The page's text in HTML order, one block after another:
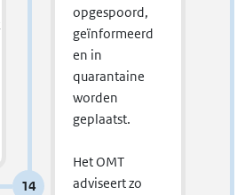
opgespoord,
geïnformeerd
en in
quarantaine
worden
geplaatst.
Het OMT
adviseert zo
14